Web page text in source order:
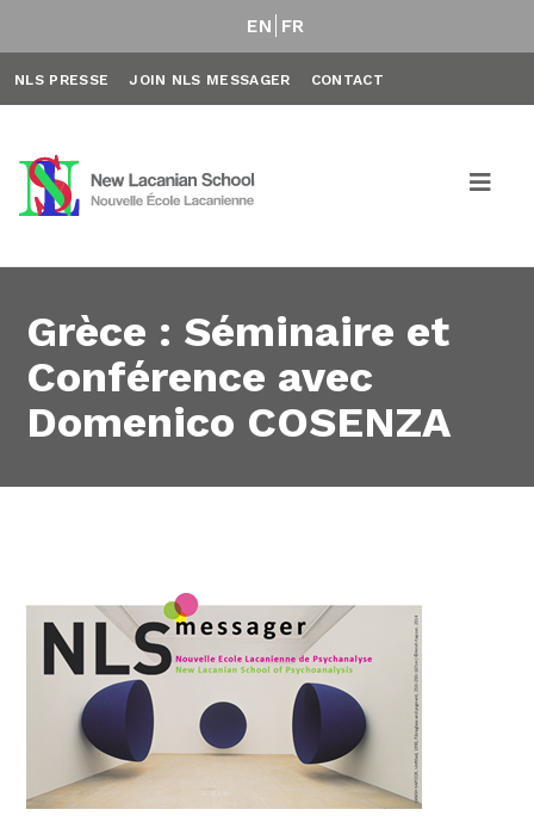
EN FR
NLS PRESSE JOIN NLS MESSAGER CONTACT
Grèce : Séminaire et
Conférence avec
Domenico COSENZA